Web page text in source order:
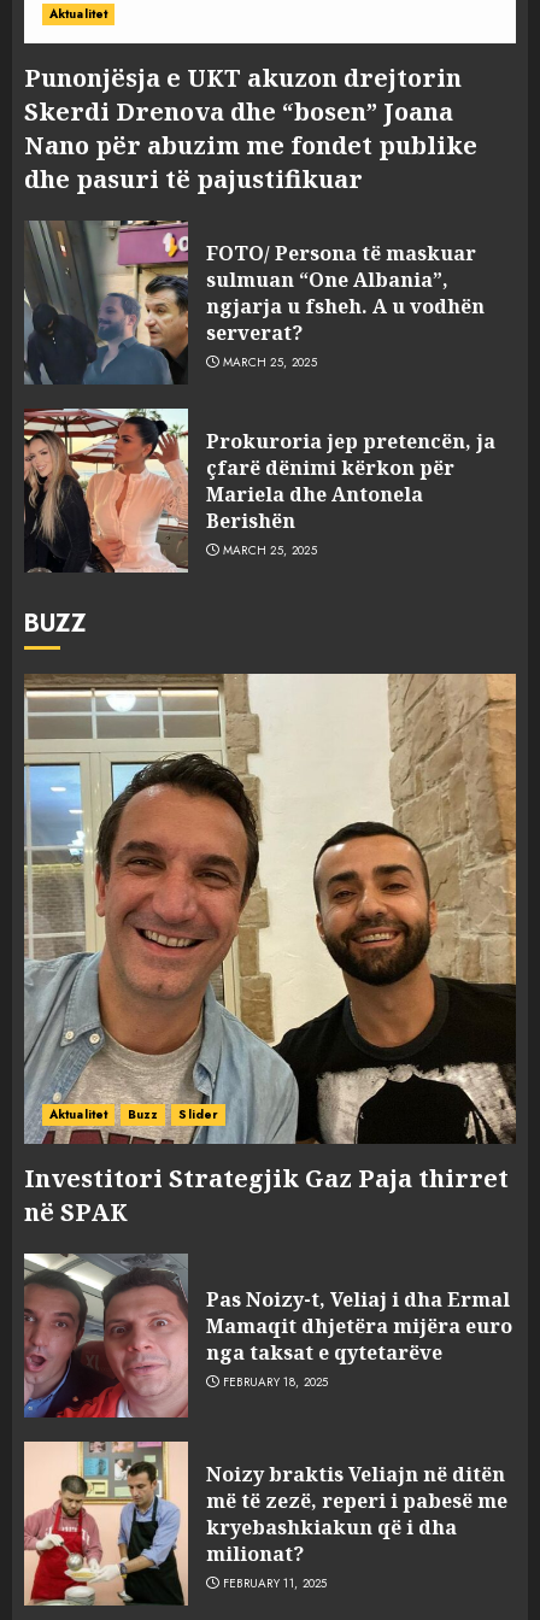
Aktualitet
Punonjësja e UKT akuzon drejtorin
Skerdi Drenova dhe “bosen” Joana
Nano për abuzim me fondet publike
dhe pasuri të pajustifikuar
FOTO/ Persona të maskuar
sulmuan “One Albania”,
ngjarja u fsheh. A u vodhën
serverat?
MARCH 25, 2025
Prokuroria jep pretencën, ja
çfarë dënimi kërkon për
Mariela dhe Antonela
Berishën
MARCH 25, 2025
BUZZ
Aktualitet Buzz Slider
Investitori Strategjik Gaz Paja thirret
në SPAK
Pas Noizy-t, Veliaj i dha Ermal
Mamaqit dhjetëra mijëra euro
nga taksat e qytetarëve
FEBRUARY 18, 2025
Noizy braktis Veliajn në ditën
më të zezë, reperi i pabesë me
kryebashkiakun që i dha
milionat?
FEBRUARY 11, 2025
3
sulmuan “One Albania”,
ngjarja u fsheh. A u vodhën
serverat?
MARCH 25, 2025